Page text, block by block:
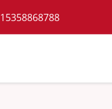
15358868788